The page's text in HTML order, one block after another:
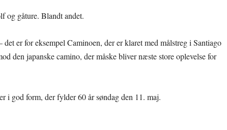
og gåture. Blandt andet.
er for eksempel Caminoen, der er klaret med målstreg i Santiago
den japanske camino, der måske bliver næste store oplevelse for
i god form, der fylder 60 år søndag den 11. maj.